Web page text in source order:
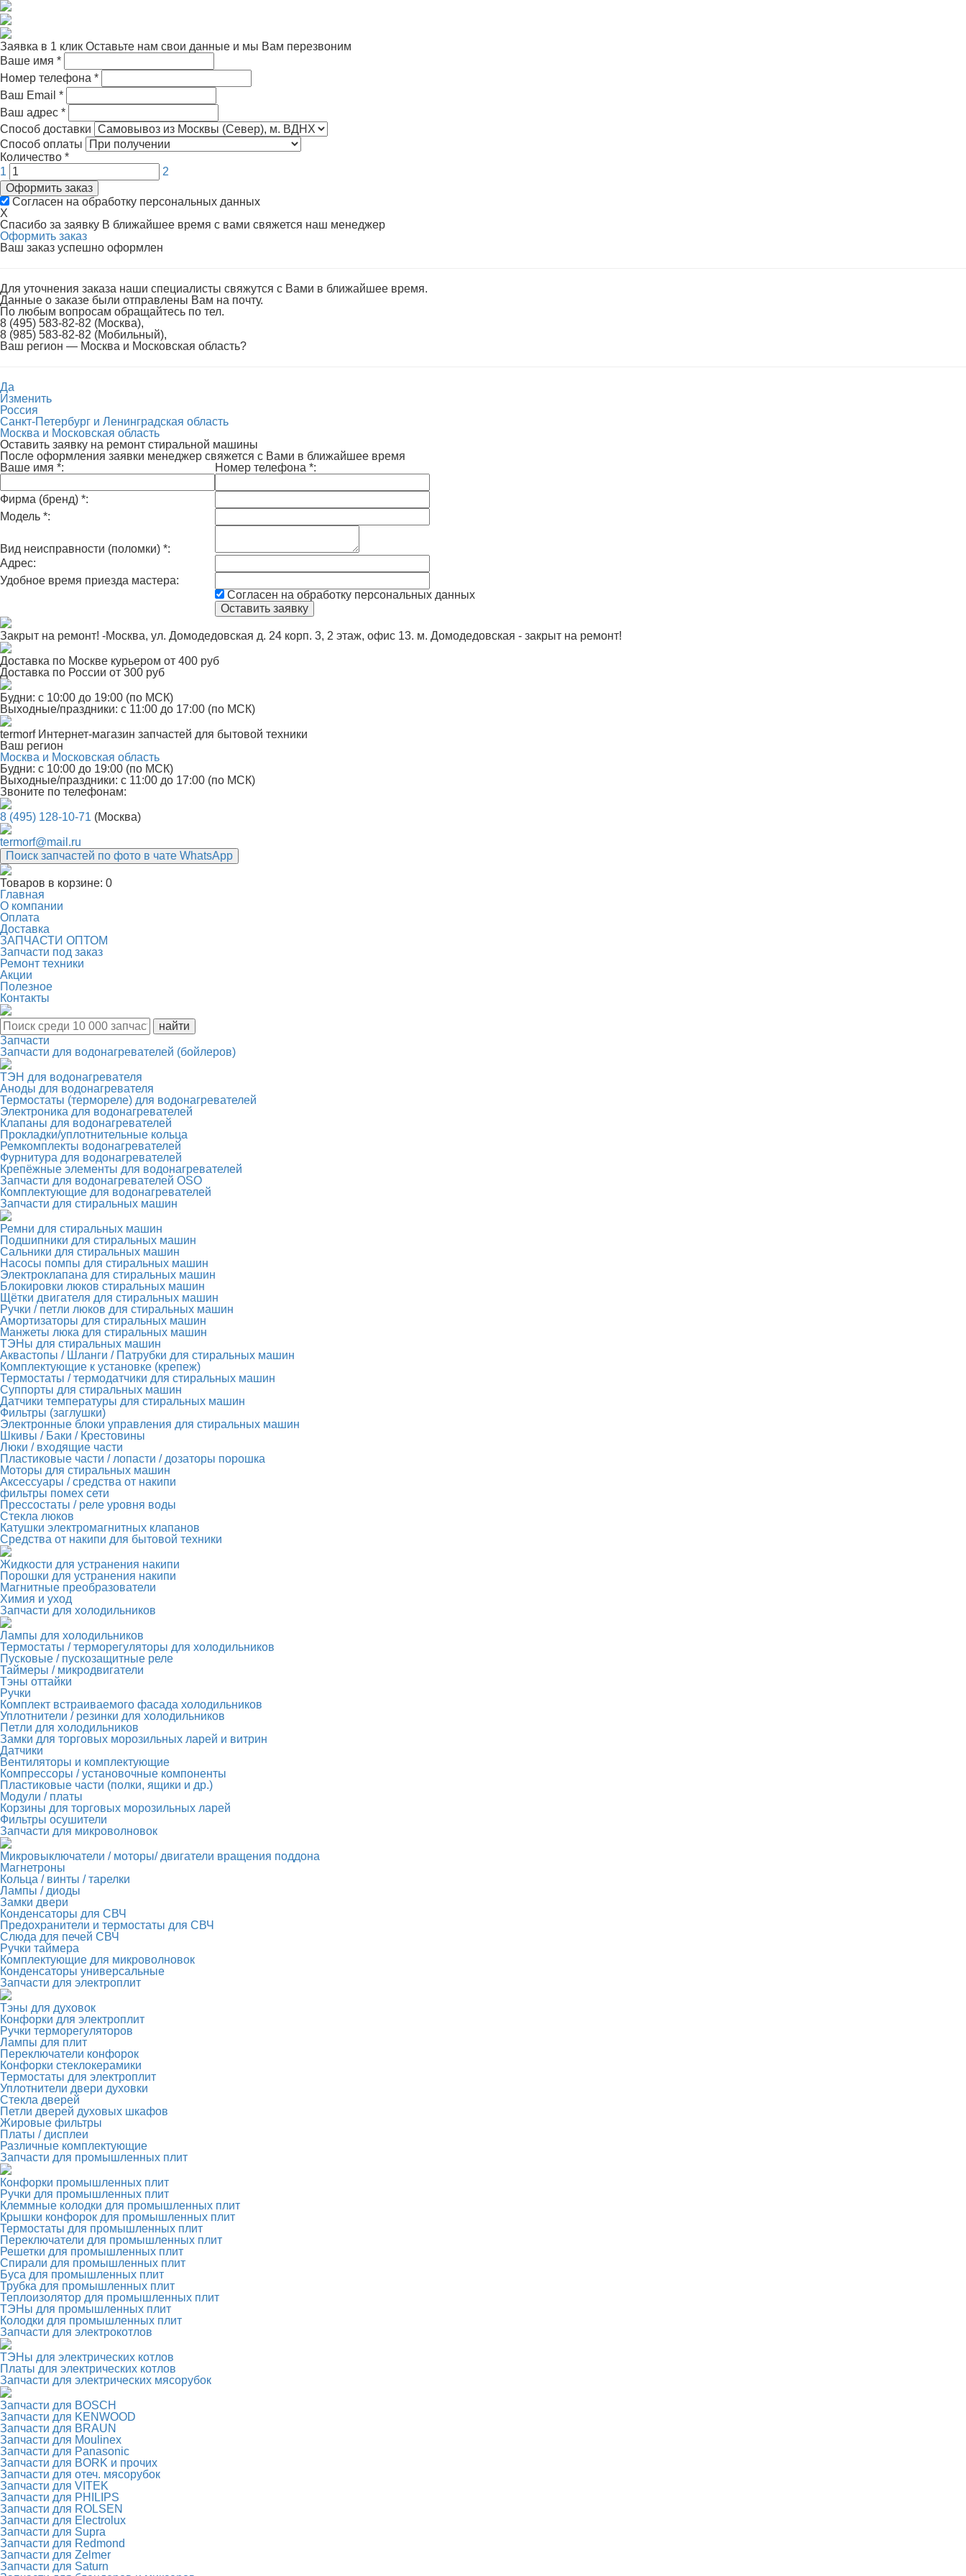
Заявка в 1 клик Оставьте нам свои данные и мы Вам перезвоним
Ваше имя *
Номер телефона *
Ваш Email *
Ваш адрес *
Способ доставки
Способ оплаты
Количество *
1
2
Оформить заказ
Согласен на обработку персональных данных
X
Спасибо за заявку В ближайшее время с вами свяжется наш менеджер
Оформить заказ
Ваш заказ успешно оформлен
Для уточнения заказа наши специалисты свяжутся с Вами в ближайшее время.
Данные о заказе были отправлены Вам на почту.
По любым вопросам обращайтесь по тел.
8 (495) 583-82-82 (Москва),
8 (985) 583-82-82 (Мобильный),
Ваш регион — Москва и Московская область?
Да
Изменить
Россия
Санкт-Петербург и Ленинградская область
Москва и Московская область
Оставить заявку на ремонт стиральной машины
После оформления заявки менеджер свяжется с Вами в ближайшее время
Ваше имя *: Номер телефона *:
Фирма (бренд) *:
Модель *:
Вид неисправности (поломки) *:
Адрес:
Удобное время приезда мастера:
Согласен на обработку персональных данных
Закрыт на ремонт! -Москва, ул. Домодедовская д. 24 корп. 3, 2 этаж, офис 13. м. Домодедовская - закрыт на ремонт!
Доставка по Москве курьером от 400 руб
Доставка по России от 300 руб
Будни: с 10:00 до 19:00 (по МСК)
Выходные/праздники: с 11:00 до 17:00 (по МСК)
termorf Интернет-магазин запчастей для бытовой техники
Ваш регион
Москва и Московская область
Будни: с 10:00 до 19:00 (по МСК)
Выходные/праздники: с 11:00 до 17:00 (по МСК)
Звоните по телефонам:
8 (495) 128-10-71 (Москва)
termorf@mail.ru
Поиск запчастей по фото в чате WhatsApp
Товаров в корзине: 0
Главная
О компании
Оплата
Доставка
ЗАПЧАСТИ ОПТОМ
Запчасти под заказ
Ремонт техники
Акции
Полезное
Контакты
Запчасти
Запчасти для водонагревателей (бойлеров)
ТЭН для водонагревателя
Аноды для водонагревателя
Термостаты (термореле) для водонагревателей
Электроника для водонагревателей
Клапаны для водонагревателей
Прокладки/уплотнительные кольца
Ремкомплекты водонагревателей
Фурнитура для водонагревателей
Крепёжные элементы для водонагревателей
Запчасти для водонагревателей OSO
Комплектующие для водонагревателей
Запчасти для стиральных машин
Ремни для стиральных машин
Подшипники для стиральных машин
Сальники для стиральных машин
Насосы помпы для стиральных машин
Электроклапана для стиральных машин
Блокировки люков стиральных машин
Щётки двигателя для стиральных машин
Ручки / петли люков для стиральных машин
Амортизаторы для стиральных машин
Манжеты люка для стиральных машин
ТЭНы для стиральных машин
Аквастопы / Шланги / Патрубки для стиральных машин
Комплектующие к установке (крепеж)
Термостаты / термодатчики для стиральных машин
Суппорты для стиральных машин
Датчики температуры для стиральных машин
Фильтры (заглушки)
Электронные блоки управления для стиральных машин
Шкивы / Баки / Крестовины
Люки / входящие части
Пластиковые части / лопасти / дозаторы порошка
Моторы для стиральных машин
Аксессуары / средства от накипи
фильтры помех сети
Прессостаты / реле уровня воды
Стекла люков
Катушки электромагнитных клапанов
Средства от накипи для бытовой техники
Жидкости для устранения накипи
Порошки для устранения накипи
Магнитные преобразователи
Химия и уход
Запчасти для холодильников
Лампы для холодильников
Термостаты / терморегуляторы для холодильников
Пусковые / пускозащитные реле
Таймеры / микродвигатели
Тэны оттайки
Ручки
Комплект встраиваемого фасада холодильников
Уплотнители / резинки для холодильников
Петли для холодильников
Замки для торговых морозильных ларей и витрин
Датчики
Вентиляторы и комплектующие
Компрессоры / установочные компоненты
Пластиковые части (полки, ящики и др.)
Модули / платы
Корзины для торговых морозильных ларей
Фильтры осушители
Запчасти для микроволновок
Микровыключатели / моторы/ двигатели вращения поддона
Магнетроны
Кольца / винты / тарелки
Лампы / диоды
Замки двери
Конденсаторы для СВЧ
Предохранители и термостаты для СВЧ
Слюда для печей СВЧ
Ручки таймера
Комплектующие для микроволновок
Конденсаторы универсальные
Запчасти для электроплит
Тэны для духовок
Конфорки для электроплит
Ручки терморегуляторов
Лампы для плит
Переключатели конфорок
Конфорки стеклокерамики
Термостаты для электроплит
Уплотнители двери духовки
Стекла дверей
Петли дверей духовых шкафов
Жировые фильтры
Платы / дисплеи
Различные комплектующие
Запчасти для промышленных плит
Конфорки промышленных плит
Ручки для промышленных плит
Клеммные колодки для промышленных плит
Крышки конфорок для промышленных плит
Термостаты для промышленных плит
Переключатели для промышленных плит
Решетки для промышленных плит
Спирали для промышленных плит
Буса для промышленных плит
Трубка для промышленных плит
Теплоизолятор для промышленных плит
ТЭНы для промышленных плит
Колодки для промышленных плит
Запчасти для электрокотлов
ТЭНы для электрических котлов
Платы для электрических котлов
Запчасти для электрических мясорубок
Запчасти для BOSCH
Запчасти для KENWOOD
Запчасти для BRAUN
Запчасти для Moulinex
Запчасти для Panasonic
Запчасти для BORK и прочих
Запчасти для отеч. мясорубок
Запчасти для VITEK
Запчасти для PHILIPS
Запчасти для ROLSEN
Запчасти для Electrolux
Запчасти для Supra
Запчасти для Redmond
Запчасти для Zelmer
Запчасти для Saturn